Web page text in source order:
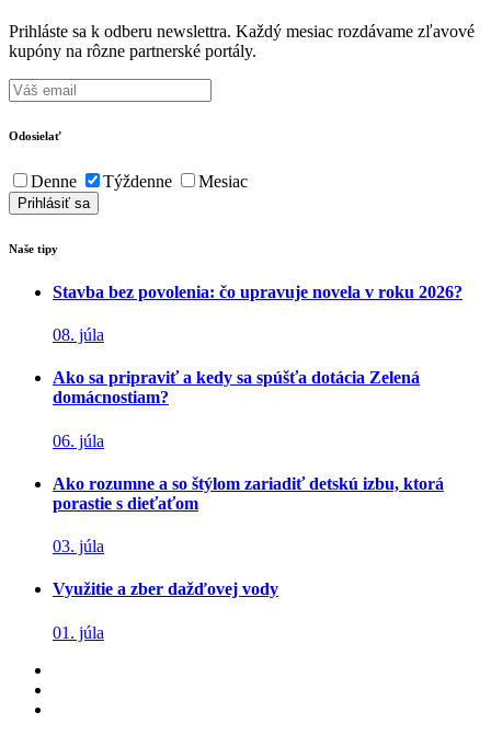
Prihláste sa k odberu newslettra. Každý mesiac rozdávame zľavové
kupóny na rôzne partnerské portály.
Odosielať
Denne Týždenne Mesiac
Naše tipy
Stavba bez povolenia: čo upravuje novela v roku 2026?
08. júla
Ako sa pripraviť a kedy sa spúšťa dotácia Zelená
domácnostiam?
06. júla
Ako rozumne a so štýlom zariadiť detskú izbu, ktorá
porastie s dieťaťom
03. júla
Využitie a zber dažďovej vody
01. júla